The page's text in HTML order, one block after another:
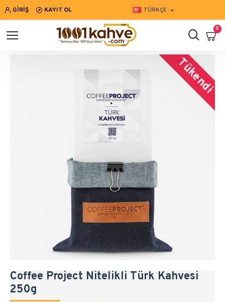
GIRIŞ KAYIT OL TÜRKÇE
0
Tükendi
Coffee Project Nitelikli Türk Kahvesi
250g